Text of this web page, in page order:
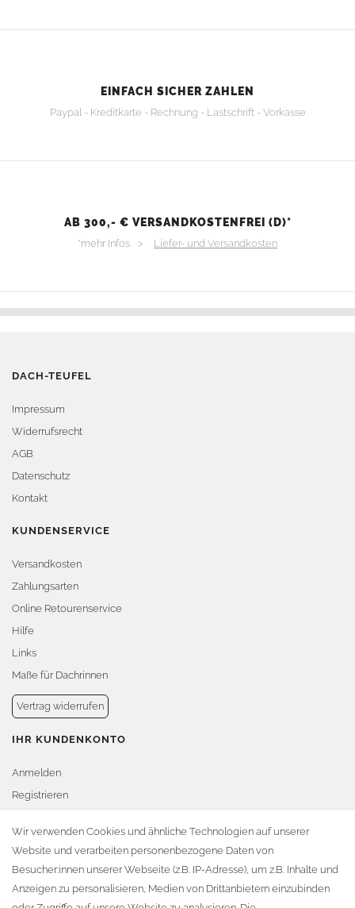
EINFACH SICHER ZAHLEN
Paypal - Kreditkarte - Rechnung - Lastschrift - Vorkasse
AB 300,- € VERSANDKOSTENFREI (D)*
*mehr Infos > Liefer- und Versandkosten
DACH-TEUFEL
Impressum
Widerrufsrecht
AGB
Datenschutz
Kontakt
KUNDENSERVICE
Versandkosten
Zahlungsarten
Online Retourenservice
Hilfe
Links
Maße für Dachrinnen
Vertrag widerrufen
IHR KUNDENKONTO
Anmelden
Registrieren
Warenkorb
Zur Kasse
KONTAKT
Wir verwenden Cookies und ähnliche Technologien auf unserer
Website und verarbeiten personenbezogene Daten von
Besucher:innen unserer Webseite (z.B. IP-Adresse), um z.B. Inhalte und
Anzeigen zu personalisieren, Medien von Drittanbietern einzubinden